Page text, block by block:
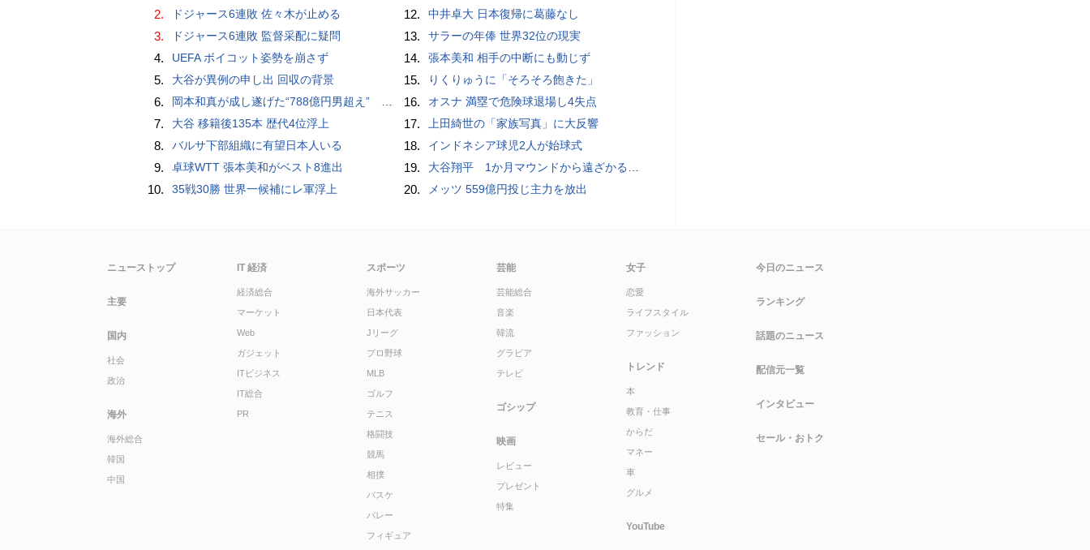
2. ドジャース6連敗 佐々木が止める
3. ドジャース6連敗 監督采配に疑問
4. UEFA ボイコット姿勢を崩さず
5. 大谷が異例の申し出 回収の背景
6. 岡本和真が成し遂げた“788億円男超え” いつのまにか「3位」…見据える球団記録更新
7. 大谷 移籍後135本 歴代4位浮上
8. バルサ下部組織に有望日本人いる
9. 卓球WTT 張本美和がベスト8進出
10. 35戦30勝 世界一候補にレ軍浮上
12. 中井卓大 日本復帰に葛藤なし
13. サラーの年俸 世界32位の現実
14. 張本美和 相手の中断にも動じず
15. りくりゅうに「そろそろ飽きた」
16. オスナ 満塁で危険球退場し4失点
17. 上田綺世の「家族写真」に大反響
18. インドネシア球児2人が始球式
19. 大谷翔平 1か月マウンドから遠ざかる中で打撃好調「しっかり反応できている」 今季初“1試合2発”で25･26号 打率も3割目前
20. メッツ 559億円投じ主力を放出
ニューストップ
主要
国内
社会
政治
海外
海外総合
韓国
中国
IT 経済
経済総合
マーケット
Web
ガジェット
ITビジネス
IT総合
PR
スポーツ
海外サッカー
日本代表
Jリーグ
プロ野球
MLB
ゴルフ
テニス
格闘技
競馬
相撲
バスケ
バレー
フィギュア
芸能
芸能総合
音楽
韓流
グラビア
テレビ
ゴシップ
映画
レビュー
プレゼント
特集
女子
恋愛
ライフスタイル
ファッション
トレンド
本
教育・仕事
からだ
マネー
車
グルメ
YouTube
今日のニュース
ランキング
話題のニュース
配信元一覧
インタビュー
セール・おトク